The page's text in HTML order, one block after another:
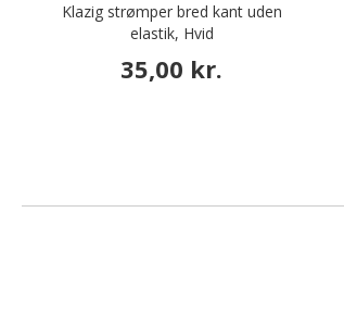
Klazig strømper bred kant uden
elastik, Hvid
35,00 kr.